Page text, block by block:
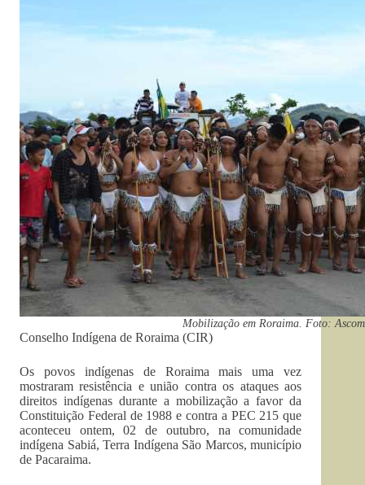
Mobilização em Roraima. Foto:
Conselho Indígena de Roraima (CIR)
Os povos indígenas de Roraima mais uma vez
mostraram resistência e união contra os ataques aos
direitos indígenas durante a mobilização a favor da
Constituição Federal de 1988 e contra a PEC 215 que
aconteceu ontem, 02 de outubro, na comunidade
indígena Sabiá, Terra Indígena São Marcos, município
de Pacaraima.